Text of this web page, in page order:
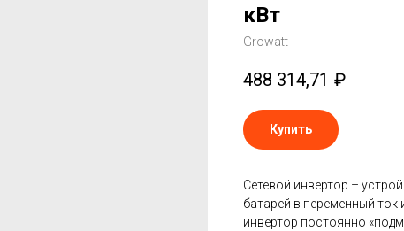
кВт
Growatt
488 314,71 ₽
Купить
Сетевой инвертор –
батарей в переменный
инвертор постоянно